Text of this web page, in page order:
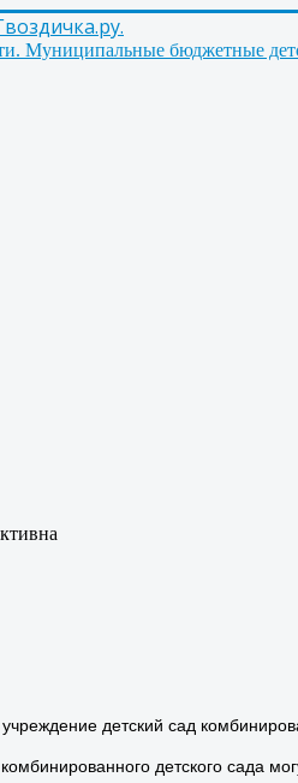
Муниципальные бюджетные
детский сад
детского сада